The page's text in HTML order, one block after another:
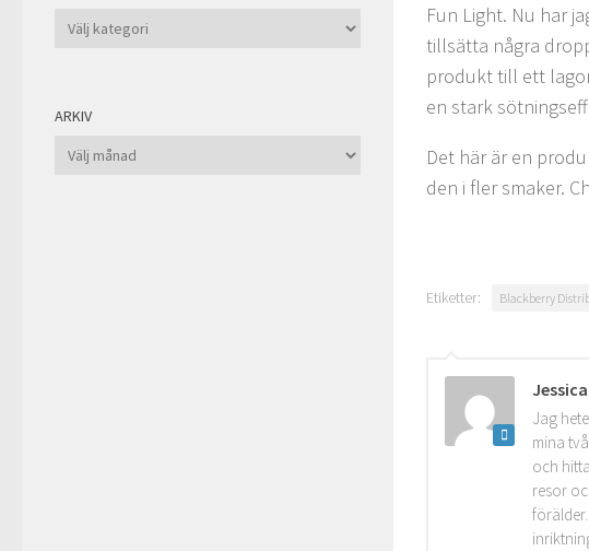
Fun Light. Nu har
tillsätta några
produkt till ett
en stark
Det här är en
den i fler smaker.
Etiketter: Blackberry
Jag
mina
och
resor
Kategorier
ARKIV
Arkiv